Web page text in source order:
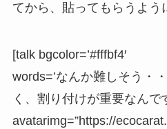
てから、貼ってもらうよう
[talk bgcolor=’#fffbf4′
words=’なんか難しそう・
く、割り付けが重要なんで
avatarimg=”https://